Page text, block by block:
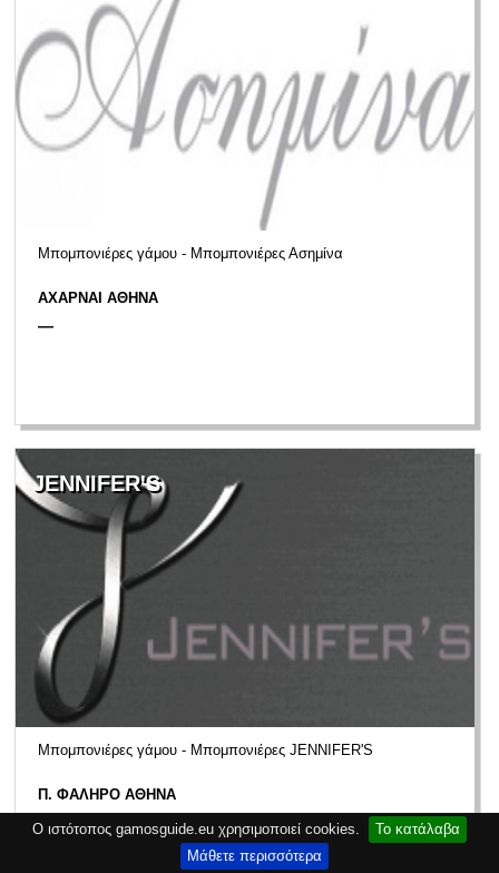
Ο ιστότοπος gamosguide.eu χρησιμοποιεί cookies.
Το κατάλαβα
Μάθετε περισσότερα
Μπομπονιέρες γάμου - Μπομπονιέρες Ασημίνα
ΑΧΑΡΝΑΙ ΑΘΗΝΑ
—
JENNIFER'S
Μπομπονιέρες γάμου - Μπομπονιέρες JENNIFER'S
Π. ΦΑΛΗΡΟ ΑΘΗΝΑ
—